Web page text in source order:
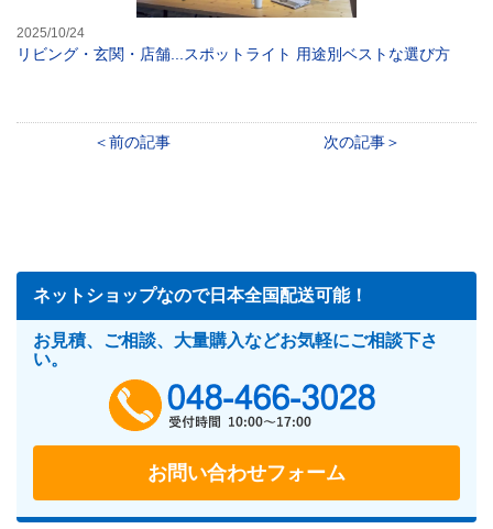
2025/10/24
リビング・玄関・店舗...スポットライト 用途別ベストな選び方
前の記事 次の記事
ネットショップなので日本全国配送可能！
お見積、ご相談、大量購入などお気軽にご相談下さ
い。
お問い合わせフォーム